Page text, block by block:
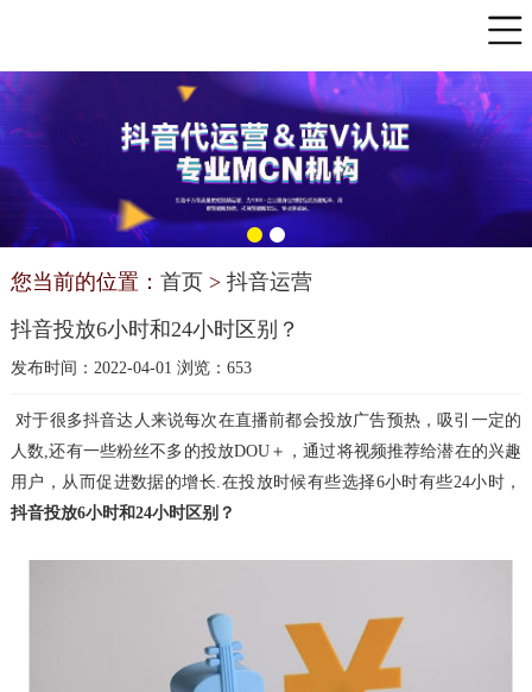
您当前的位置： 首页> 抖音运营
抖音投放6小时和24小时区别？
发布时间：2022-04-01 浏览：653
对于很多抖音达人来说每次在直播前都会投放广告预热，吸引一定的
人数,还有一些粉丝不多的投放DOU＋，通过将视频推荐给潜在的兴趣
用户，从而促进数据的增长.在投放时候有些选择6小时有些24小时，
抖音投放6小时和24小时区别？